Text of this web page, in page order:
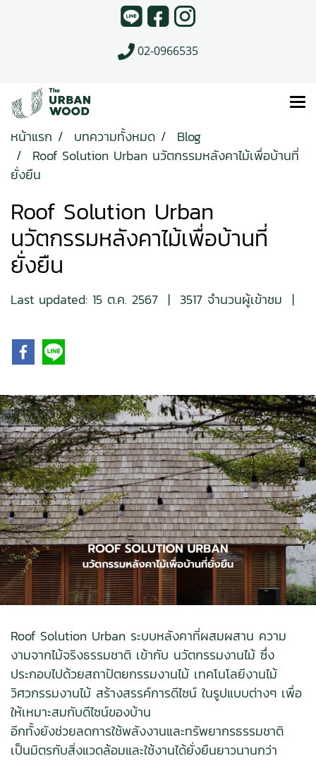
02-0966535
หน้าแรก บทความทั้งหมด
Blog
Roof Solution Urban นวัตกรรมหลังคาไม้เพื่อบ้านที่
ยั่งยืน
Roof Solution Urban
นวัตกรรมหลังคาไม้เพื่อบ้านที่
ยั่งยืน
Last updated: 15 ต.ค. 2567 | 3517 จำนวนผู้เข้าชม |
Roof Solution Urban ระบบหลังคาที่ผสมผสาน ความ
งามจากไม้จริงธรรมชาติ เข้ากับ นวัตกรรมงานไม้ ซึ่ง
ประกอบไปด้วยสถาปัตยกรรมงานไม้ เทคโนโลยีงานไม้
วิศวกรรมงานไม้ สร้างสรรค์การดีไซน์ ในรูปแบบต่างๆ เพื่อ
ให้เหมาะสมกับดีไซน์ของบ้าน
อีกทั้งยังช่วยลดการใช้พลังงานและทรัพยากรธรรมชาติ
เป็นมิตรกับสิ่งแวดล้อมและใช้งานได้ยั่งยืนยาวนานกว่า